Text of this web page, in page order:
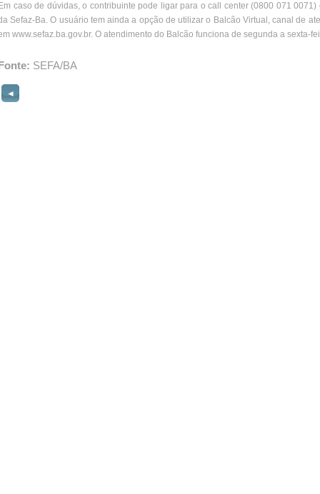
caso de dúvidas, o contribuinte pode ligar para o call center (0800 071
Sefaz-Ba. O usuário tem ainda a opção de utilizar o Balcão Virtual, canal de
www.sefaz.ba.gov.br. O atendimento do Balcão funciona de segunda a sexta-
SEFA/BA
◄